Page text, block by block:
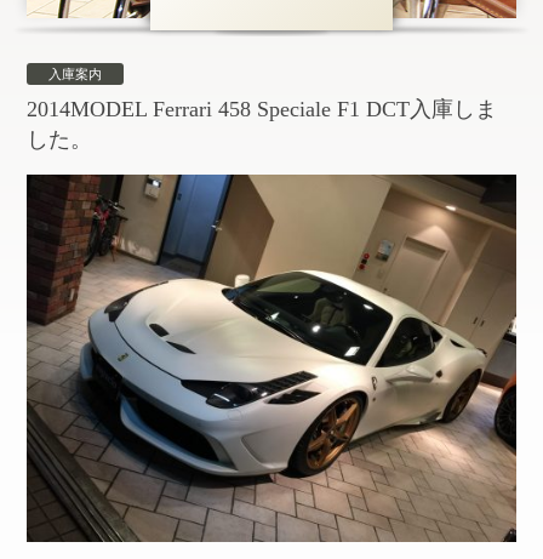
会社概要
お問い合わせ
入庫案内
2014MODEL Ferrari 458 Speciale F1 DCT入庫しま
した。